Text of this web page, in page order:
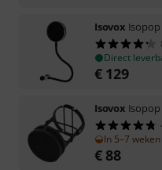
Isovox Isopop
Direct
€ 129
Isovox Isopop
In 5–7
€ 88